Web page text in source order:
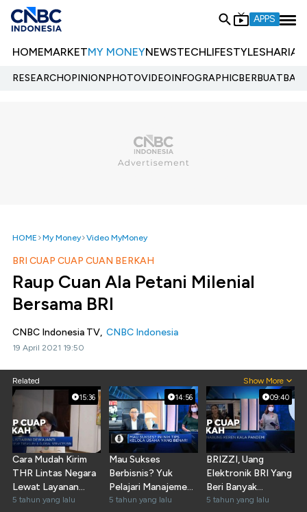
APPS
HOMEMARKETMY MONEYNEWSTECHLIFESTYLESHARIA
RESEARCHOPINIONPHOTOVIDEOINFOGRAPHIC
HOME My Money Video MyMoney
BRI CUAP CUAP CUAN BERKAH
Raup Cuan Ala Petani Milenial
Bersama BRI
CNBC Indonesia TV, CNBC Indonesia
19 April 2021 19:50
Related Show More
15:36
Cara Mudah Kirim
THR Lintas Negara
Lewat Layanan
Digital BRI
5 tahun yang lalu
14:56
Mau Sukses
Berbisnis? Yuk
Pelajari Manajemen
Kepatuhan
5 tahun yang lalu
09:40
BRIZZI, Uang
Elektronik BRI Yang
Beri Banyak
Kemudahan
5 tahun yang lalu